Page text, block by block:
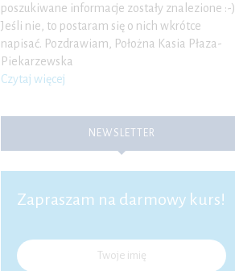
poszukiwane informacje zostały znalezione :-)
Jeśli nie, to postaram się o nich wkrótce
napisać. Pozdrawiam, Położna Kasia Płaza-
Piekarzewska
Czytaj więcej
NEWSLETTER
Zapraszam na darmowy kurs!